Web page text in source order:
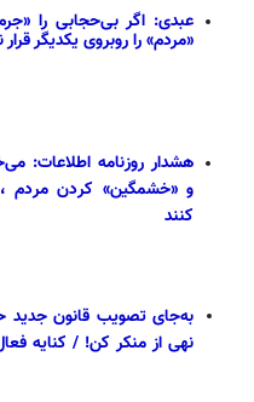
عبدی: اگر بی‌حجابی را
«مردم» را روبروی یکدیگر
هشدار روزنامه اطلاعات:
و «خشمگین» کردن مردم ،
کنند
به‌جای تصویب قانون جدید
نهی از منکر کن! / کنایه